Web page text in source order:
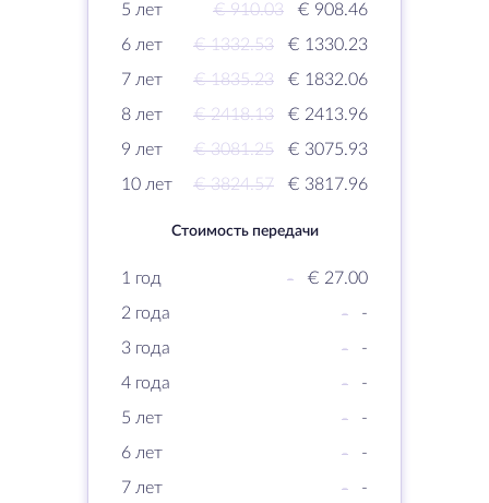
5 лет
€ 910.03
€ 908.46
6 лет
€ 1332.53
€ 1330.23
7 лет
€ 1835.23
€ 1832.06
8 лет
€ 2418.13
€ 2413.96
9 лет
€ 3081.25
€ 3075.93
10 лет
€ 3824.57 € 3817.96
Стоимость передачи
1 год -
€ 27.00
2 года
-
-
3 года
-
-
4 года
-
-
5 лет
-
-
6 лет
-
-
7 лет
-
-